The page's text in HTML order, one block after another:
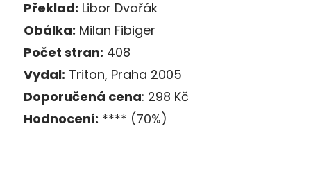
Překlad: Libor Dvořák
Obálka: Milan Fibiger
Počet stran: 408
Vydal: Triton, Praha 2005
Doporučená cena: 298 Kč
Hodnocení: **** (70%)